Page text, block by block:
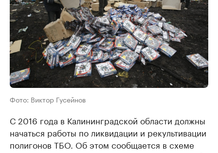
Фото: Виктор Гусейнов
С 2016 года в Калининградской области должны
начаться работы по ликвидации и рекультивации
полигонов ТБО. Об этом сообщается в схеме